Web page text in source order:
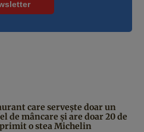
care servește doar un
de mâncare și are doar 20 de
o stea Michelin